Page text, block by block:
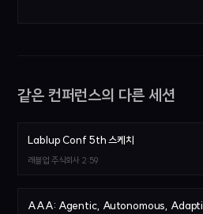
같은 컨퍼런스의 다른 세션
Lablup Conf 5th 스케치
래블업 주식회사 2:59
AAA: Agentic, Autonomous,